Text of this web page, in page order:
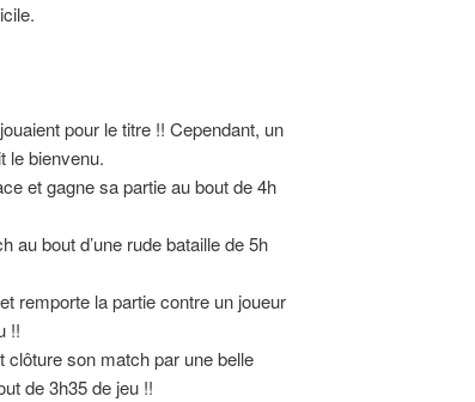
pour le titre !! Cependant, un
le bienvenu.
et gagne sa partie au bout de 4h
au bout d’une rude bataille de 5h
remporte la partie contre un joueur
!!
son match par une belle
de 3h35 de jeu !!